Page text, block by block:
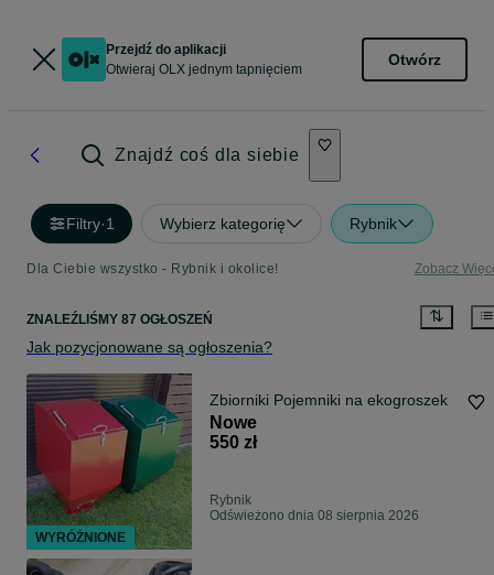
Przejdź do aplikacji
Otwieraj OLX jednym tapnięciem
Otwórz
Znajdź coś dla siebie
Filtry·1 Wybierz kategorię Rybnik
Dla Ciebie wszystko - Rybnik i okolice! Zobacz
ZNALEŹLIŚMY 87 OGŁOSZEŃ
Jak pozycjonowane są ogłoszenia?
Zbiorniki Pojemniki na ekogroszek
Nowe
550 zł
Rybnik
Odświeżono dnia 08 sierpnia 2026
WYRÓŻNIONE